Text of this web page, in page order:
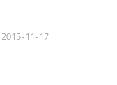
2015-11-17